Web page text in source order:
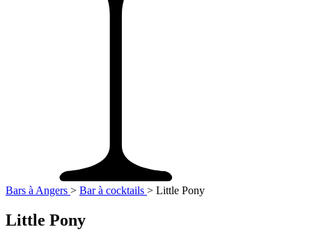
Bars à Angers > Bar à cocktails > Little Pony
Little Pony